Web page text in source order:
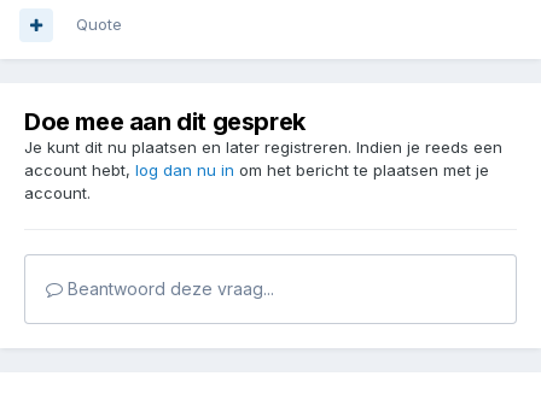
Quote
Doe mee aan dit gesprek
Je kunt dit nu plaatsen en later registreren. Indien je reeds een
account hebt, log dan nu in om het bericht te plaatsen met je
account.
Beantwoord deze vraag...